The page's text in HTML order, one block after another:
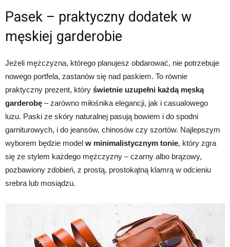
Pasek – praktyczny dodatek w
męskiej garderobie
Jeżeli mężczyzna, którego planujesz obdarować, nie potrzebuje
nowego portfela, zastanów się nad paskiem. To równie
praktyczny prezent, który świetnie uzupełni każdą męską
garderobę – zarówno miłośnika elegancji, jak i casualowego
luzu. Paski ze skóry naturalnej pasują bowiem i do spodni
garniturowych, i do jeansów, chinosów czy szortów. Najlepszym
wyborem będzie model w minimalistycznym tonie, który zgra
się ze stylem każdego mężczyzny – czarny albo brązowy,
pozbawiony zdobień, z prostą, prostokątną klamrą w odcieniu
srebra lub mosiądzu.